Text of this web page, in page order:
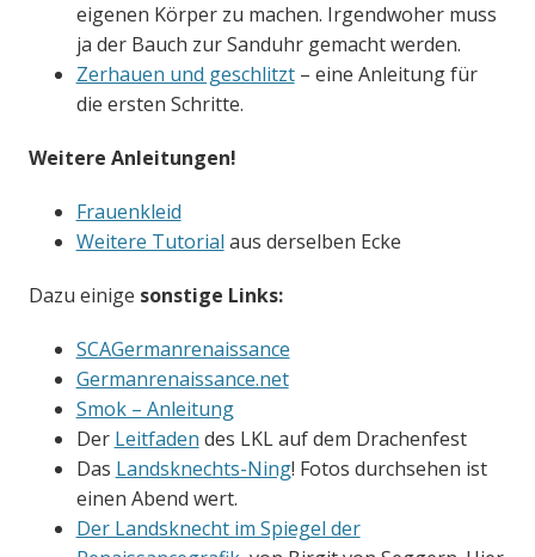
eigenen Körper zu machen. Irgendwoher muss
ja der Bauch zur Sanduhr gemacht werden.
Zerhauen und geschlitzt– eine Anleitung für
die ersten Schritte.
Weitere Anleitungen!
Frauenkleid
Weitere Tutorial aus derselben Ecke
Dazu einige sonstige Links:
SCAGermanrenaissance
Germanrenaissance.net
Smok – Anleitung
Der Leitfaden des LKL auf dem Drachenfest
Das Landsknechts-Ning! Fotos durchsehen ist
einen Abend wert.
Der Landsknecht im Spiegel der